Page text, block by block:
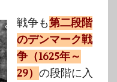
戦争も第二段階
のデンマーク戦
争（1625年～
29） の段階に入